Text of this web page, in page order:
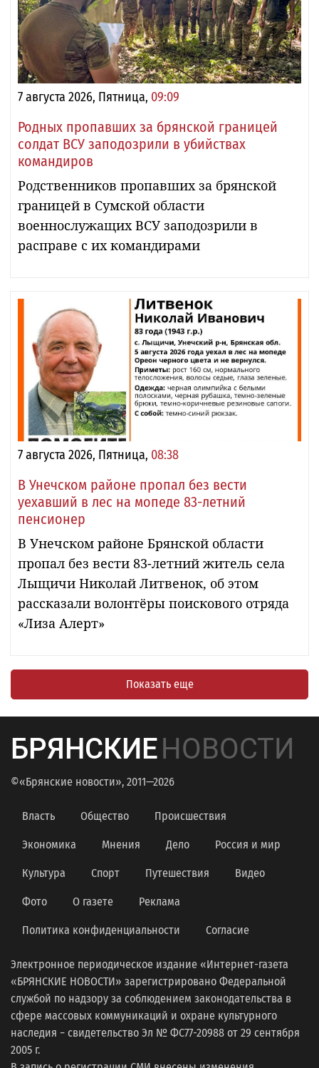
7 августа 2026, Пятница, 09:09
Родных пропавших за брянской границей
солдат ВСУ заподозрили в убийствах
командиров
Родственников пропавших за брянской
границей в Сумской области
военнослужащих ВСУ заподозрили в
расправе с их командирами
7 августа 2026, Пятница, 08:38
В Унечском районе пропал без вести
уехавший в лес на мопеде 83-летний
пенсионер
В Унечском районе Брянской области
пропал без вести 83-летний житель села
Лыщичи Николай Литвенок, об этом
рассказали волонтёры поискового отряда
«Лиза Алерт»
Показать еще
БРЯНСКИЕНОВОСТИ
©«Брянские новости», 2011—2026
Власть Общество Происшествия
Экономика Мнения Дело Россия и мир
Культура Спорт Путешествия Видео
Фото О газете Реклама
Политика конфиденциальности Согласие
Электронное периодическое издание «Интернет-газета
«БРЯНСКИЕ НОВОСТИ» зарегистрировано Федеральной
службой по надзору за соблюдением законодательства в
сфере массовых коммуникаций и охране культурного
наследия − свидетельство Эл № ФС77-20988 от 29 сентября
2005 г.